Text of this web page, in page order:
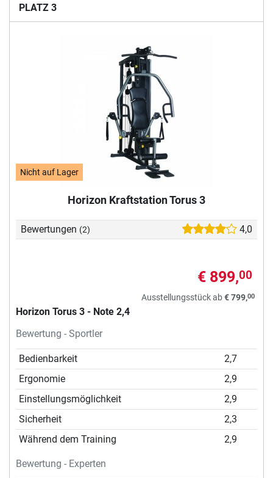
PLATZ 3
Nicht auf Lager
Horizon Kraftstation Torus 3
Bewertungen (2) 4,0
€ 899,00
Ausstellungsstück ab€ 799,00
Horizon Torus 3 - Note 2,4
Bewertung - Sportler
Bedienbarkeit
2,7
Ergonomie
2,9
Einstellungsmöglichkeit
2,9
Sicherheit
2,3
Während dem Training
2,9
Bewertung - Experten